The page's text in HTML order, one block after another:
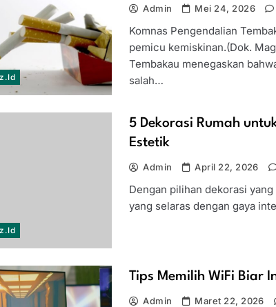
Admin Mei 24, 2026
Komnas Pengendalian
pemicu kemiskinan.(Dok.
Tembakau menegaskan
salah…
5 Dekorasi Rumah
Estetik
Admin April 22, 2026
Dengan pilihan dekorasi
yang selaras dengan gaya
Tips Memilih WiFi Biar
Admin Maret 22, 2026